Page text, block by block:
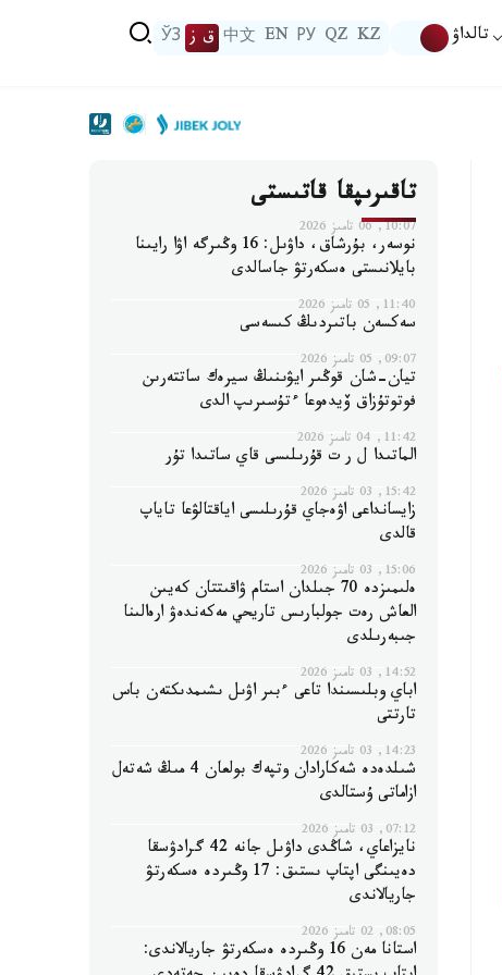
تالداۋ KZ
QZ
РУ
EN
中文 ق ز ЎЗ
تاقىرىپقا قاتىستى
10:07, 06 تامىز 2026
نوسەر، بۇرشاق، داۋىل: 16 وڭىرگە اۋا رايىنا
بايلانىستى ەسكەرتۋ جاسالدى
11:40, 05 تامىز 2026
سەكسەن باتىردىڭ كىسەسى
09:07, 05 تامىز 2026
تيان-شان قوڭىر ايۋىنىڭ سيرەك ساتتەرىن
فوتوتۇزاق ۆيدەوعا ءتۇسىرىپ الدى
11:42, 04 تامىز 2026
الماتىدا ل ر ت قۇرىلىسى قاي ساتىدا تۇر
15:42, 03 تامىز 2026
زايسانداعى اۋەجاي قۇرىلىسى اياقتالۋعا تاياپ
قالدى
15:06, 03 تامىز 2026
ەلىمىزدە 70 جىلدان استام ۋاقىتتان كەيىن
العاش رەت جولبارىس تاريحي مەكەندەۋ ارەالىنا
جىبەرىلدى
14:52, 03 تامىز 2026
اباي وبلىسىندا تاعى ءبىر اۋىل ىشىمدىكتەن باس
تارتتى
14:23, 03 تامىز 2026
شىلدەدە شەكارادان وتپەك بولعان 4 مىڭ شەتەل
ازاماتى ۇستالدى
07:12, 03 تامىز 2026
نايزاعاي، شاڭدى داۋىل جانە 42 گرادۋسقا
دەيىنگى اپتاپ ىستىق: 17 وڭىردە ەسكەرتۋ
جاريالاندى
08:05, 02 تامىز 2026
استانا مەن 16 وڭىردە ەسكەرتۋ جاريالاندى: